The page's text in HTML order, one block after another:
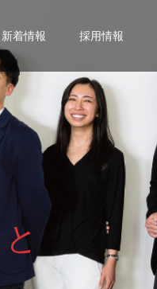
新着情報 採用情報
と